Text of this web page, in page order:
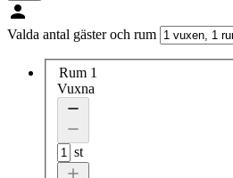
Valda antal gäster och rum
Rum 1
Vuxna
st